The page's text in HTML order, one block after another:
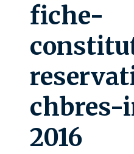
fiche-
chbres-
2016